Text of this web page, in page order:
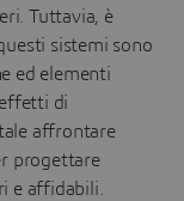
Tuttavia, è
sistemi sono
ed elementi
di
affrontare
progettare
e affidabili.